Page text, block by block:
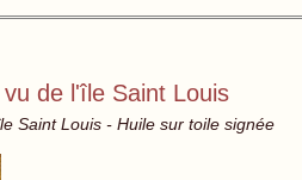
de l'île Saint Louis
Saint Louis - Huile sur toile signée